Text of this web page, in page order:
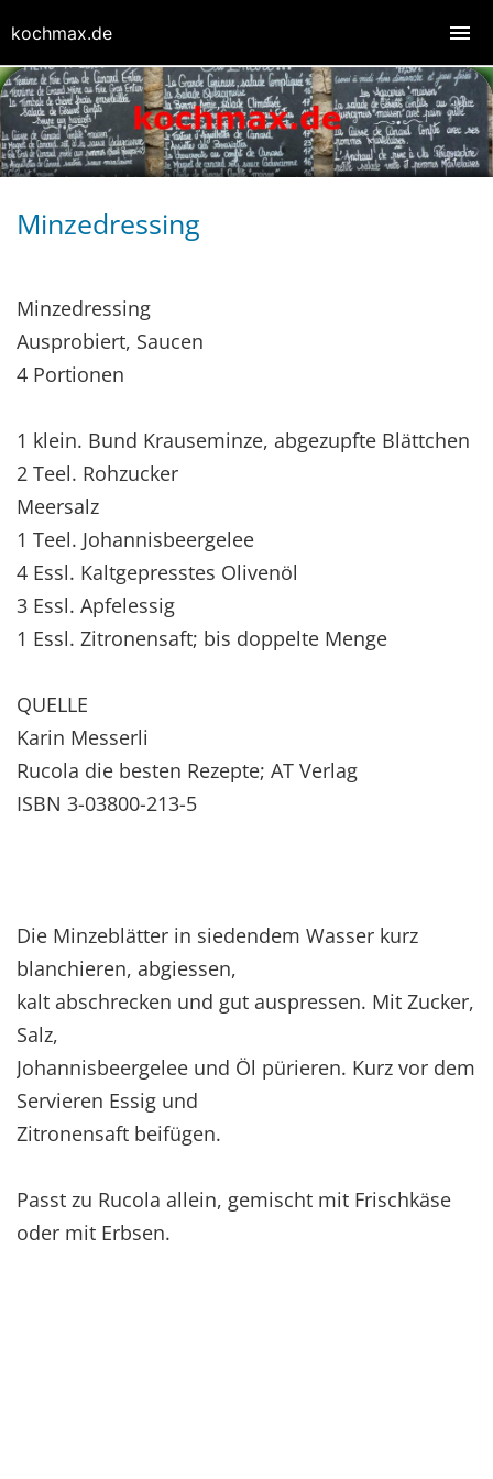
Minzedressing
Minzedressing
Ausprobiert, Saucen
4 Portionen
1 klein. Bund Krauseminze, abgezupfte Blättchen
2 Teel. Rohzucker
Meersalz
1 Teel. Johannisbeergelee
4 Essl. Kaltgepresstes Olivenöl
3 Essl. Apfelessig
1 Essl. Zitronensaft; bis doppelte Menge
QUELLE
Karin Messerli
Rucola die besten Rezepte; AT Verlag
ISBN 3-03800-213-5
Die Minzeblätter in siedendem Wasser kurz
blanchieren, abgiessen,
kalt abschrecken und gut auspressen. Mit Zucker,
Salz,
Johannisbeergelee und Öl pürieren. Kurz vor dem
Servieren Essig und
Zitronensaft beifügen.
Passt zu Rucola allein, gemischt mit Frischkäse
oder mit Erbsen.
kochmax.de